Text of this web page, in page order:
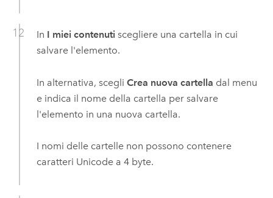
In I miei contenutiscegliere una cartella in cui
salvare l'elemento.
In alternativa, scegli Crea nuova cartella dal menu
e indica il nome della cartella per salvare
l'elemento in una nuova cartella.
I nomi delle cartelle non possono contenere
caratteri Unicode a 4 byte.